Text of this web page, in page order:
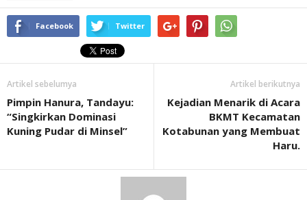
Facebook Twitter
Artikel sebelumya
Pimpin Hanura, Tandayu:
“Singkirkan Dominasi
Kuning Pudar di Minsel”
Artikel berikutnya
Kejadian Menarik di Acara
BKMT Kecamatan
Kotabunan yang Membuat
Haru.